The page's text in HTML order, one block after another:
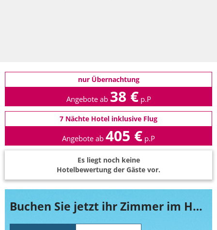
nur Übernachtung
Angebote ab 38 € p.P
7 Nächte Hotel inklusive Flug
Angebote ab 405 € p.P
Es liegt noch keine
Hotelbewertung der Gäste vor.
Buchen Sie jetzt ihr Zimmer im Holiday Inn Essen City Centre